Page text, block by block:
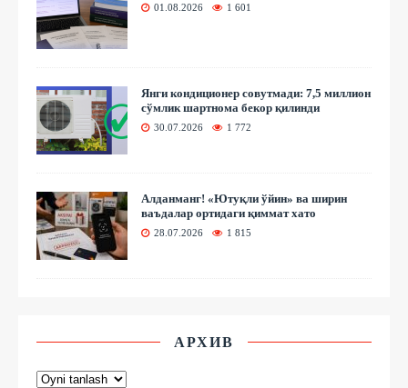
01.08.2026 1 601
Янги кондиционер совутмади: 7,5 миллион
сўмлик шартнома бекор қилинди
30.07.2026 1 772
Алданманг! «Ютуқли ўйин» ва ширин
ваъдалар ортидаги қиммат хато
28.07.2026 1 815
АРХИВ